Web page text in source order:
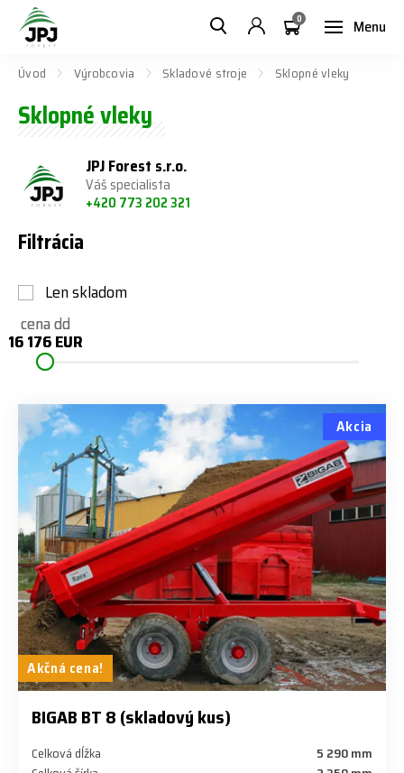
Menu
0
Úvod Výrobcovia Skladové stroje Sklopné vleky
Sklopné vleky
JPJ Forest s.r.o.
Váš specialista
+420 773 202 321
Filtrácia
Len skladom
cena od
16 176 EUR
cena do
16 176 EUR
Akcia
Akčná cena!
BIGAB BT 8 (skladový kus)
Celková dĺžka
5 290 mm